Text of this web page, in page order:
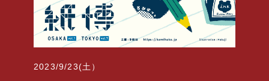
2023/9/23(土）